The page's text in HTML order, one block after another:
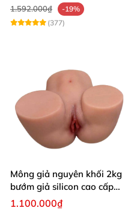
1.592.000₫
-19%
(377)
Mông giả nguyên khối 2kg
bướm giả silicon cao cấp
giá rẻ hotgirl Nhật Bản 18+
1.100.000₫